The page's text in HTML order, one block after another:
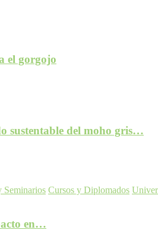
el gorgojo
sustentable del moho gris…
Seminarios Cursos y Diplomados
en…